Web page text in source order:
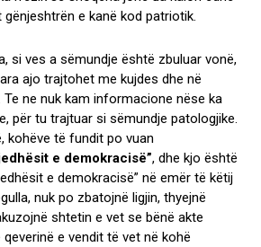
e kanë kod patriotik.
si ves a sëmundje është zbuluar vonë,
ajo trajtohet me kujdes dhe në
ne nuk kam informacione nëse ka
për tu trajtuar si sëmundje patologjike.
kohëve të fundit po vuan
e demokracisë”, dhe kjo është
e demokracisë” në emër të këtij
nuk po zbatojnë ligjin, thyejnë
shtetin e vet se bënë akte
e vendit të vet në kohë